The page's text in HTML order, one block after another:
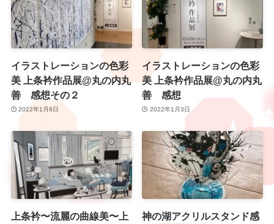
イラストレーションの色彩
美 上条衿作品展@丸の内丸
善 感想その２
2022年1月8日
イラストレーションの色彩
美 上条衿作品展@丸の内丸
善 感想
2022年1月3日
上条衿〜流麗の曲線美〜上
神の湖アクリルスタンド感